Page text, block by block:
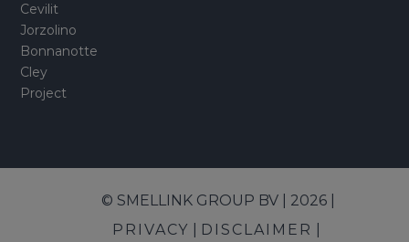
Cevilit
Jorzolino
Bonnanotte
Cley
Project
© SMELLINK GROUP BV | 2026 |
PRIVACY
DISCLAIMER